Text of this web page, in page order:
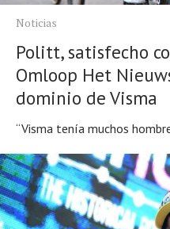
Noticias
Politt, satisfecho
Omloop Het
dominio de Visma
“Visma tenía muchos